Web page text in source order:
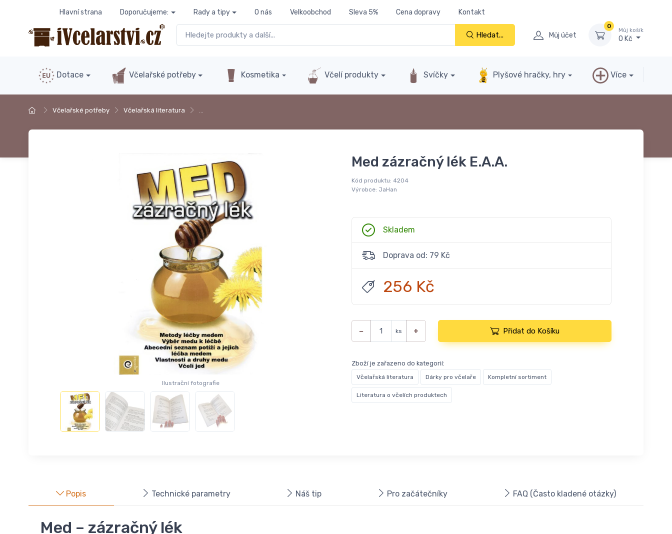
Hlavní strana Doporučujeme: Rady a tipy O nás Velkoobchod Sleva 5% Cena dopravy Kontakt
Hledat... Můj účet
0
Můj košík
0 Kč
Dotace Včelařské potřeby Kosmetika Včelí produkty Svíčky Plyšové hračky, hry Více
Včelařské potřeby Včelařská literatura …
Ilustrační fotografie
Med zázračný lék E.A.A.
Kód produktu: 4204
Výrobce: JaHan
Skladem
Doprava od: 79 Kč
256 Kč
− ks + Přidat do Košíku
Zboží je zařazeno do kategorií:
Včelařská literatura Dárky pro včelaře Kompletní sortiment
Literatura o včelích produktech
Popis Technické parametry Náš tip Pro začátečníky FAQ (Často kladené otázky)
Med – zázračný lék